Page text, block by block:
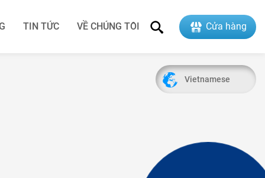
TIN TỨC VỀ CHÚNG TÔI Cửa hàng
Vietnamese
Phụ kiện & Giám sát